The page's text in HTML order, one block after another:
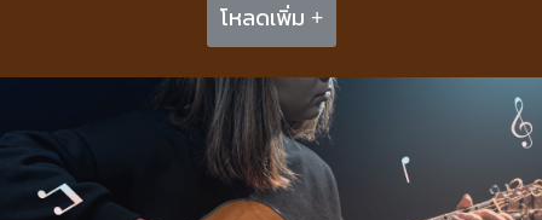
โหลดเพิ่ม +